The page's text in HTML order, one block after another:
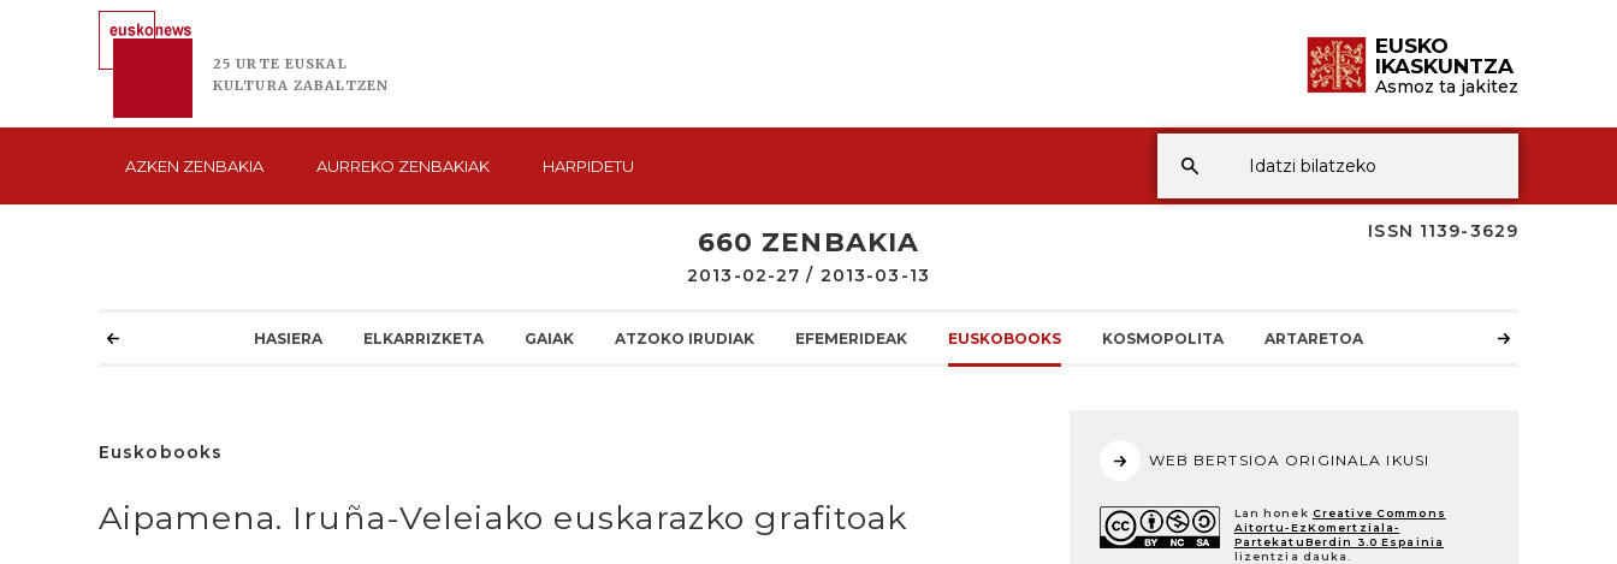
25 URTE EUSKAL
KULTURA ZABALTZEN
EUSKO
IKASKUNTZA
Asmoz ta jakitez
AZKEN ZENBAKIA AURREKO ZENBAKIAK HARPIDETU
ISSN 1139-3629
660 ZENBAKIA
2013-02-27 / 2013-03-13
HASIERA ELKARRIZKETA GAIAK ATZOKO IRUDIAK EFEMERIDEAK EUSKOBOOKS KOSMOPOLITA ARTARETOA
Euskobooks
Aipamena. Iruña-Veleiako euskarazko grafitoak
WEB BERTSIOA ORIGINALA IKUSI
Lan honek Creative Commons
Aitortu-EzKomertziala-
PartekatuBerdin 3.0 Espainia
lizentzia dauka.